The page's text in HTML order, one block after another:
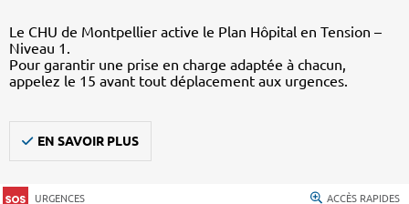
Le CHU de Montpellier active le Plan Hôpital en Tension –
Niveau 1.
Pour garantir une prise en charge adaptée à chacun,
appelez le 15 avant tout déplacement aux urgences.
EN SAVOIR PLUS
URGENCES ACCÈS RAPIDES